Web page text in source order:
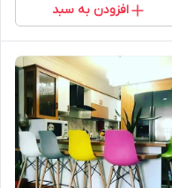
افزودن به سبد